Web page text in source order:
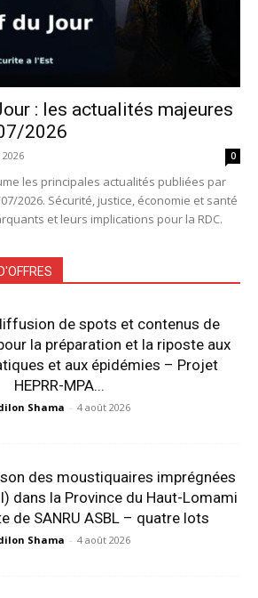
: les actualités majeures
2026
0
les principales actualités publiées par
2026. Sécurité, justice, économie et santé
et leurs implications pour la RDC.
de spots et contenus de
la préparation et la riposte aux
et aux épidémies – Projet
HEPRR-MPA...
Shama - 4 août 2026
des moustiquaires imprégnées
dans la Province du Haut-Lomami
de SANRU ASBL – quatre lots
Shama - 4 août 2026